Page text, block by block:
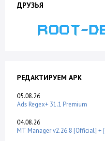
ДРУЗЬЯ
РЕДАКТИРУЕМ APK
05.08.26
Ads Regex+ 31.1 Premium
04.08.26
MT Manager v2.26.8 [Official] +